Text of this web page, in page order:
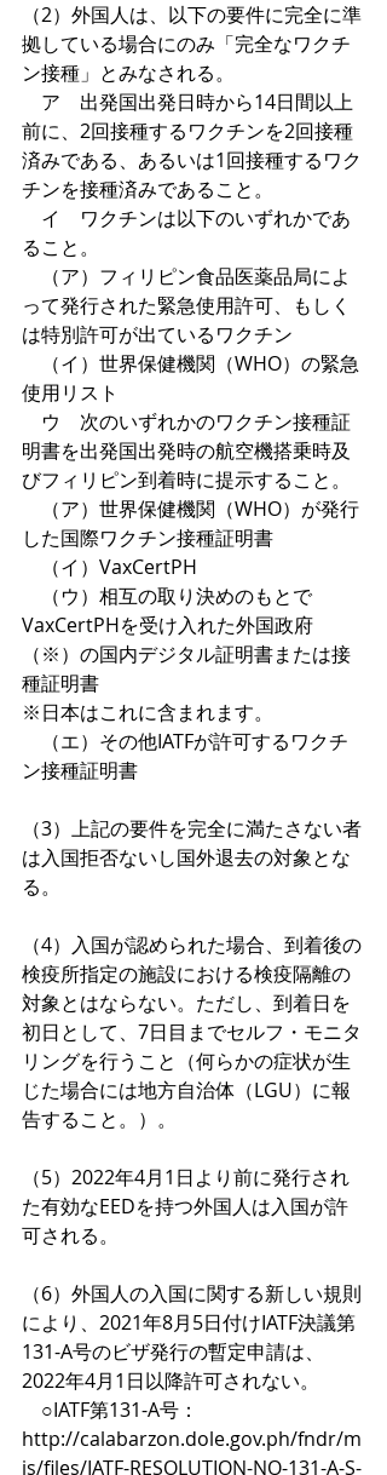
（2）外国人は、以下の要件に完全に準
拠している場合にのみ「完全なワクチ
ン接種」とみなされる。
ア　出発国出発日時から14日間以上
前に、2回接種するワクチンを2回接種
済みである、あるいは1回接種するワク
チンを接種済みであること。
イ　ワクチンは以下のいずれかであ
ること。
（ア）フィリピン食品医薬品局によ
って発行された緊急使用許可、もしく
は特別許可が出ているワクチン
（イ）世界保健機関（WHO）の緊急
使用リスト
ウ　次のいずれかのワクチン接種証
明書を出発国出発時の航空機搭乗時及
びフィリピン到着時に提示すること。
（ア）世界保健機関（WHO）が発行
した国際ワクチン接種証明書
（イ）VaxCertPH
（ウ）相互の取り決めのもとで
VaxCertPHを受け入れた外国政府
（※）の国内デジタル証明書または接
種証明書
※日本はこれに含まれます。
（エ）その他IATFが許可するワクチ
ン接種証明書
（3）上記の要件を完全に満たさない者
は入国拒否ないし国外退去の対象とな
る。
（4）入国が認められた場合、到着後の
検疫所指定の施設における検疫隔離の
対象とはならない。ただし、到着日を
初日として、7日目までセルフ・モニタ
リングを行うこと（何らかの症状が生
じた場合には地方自治体（LGU）に報
告すること。）。
（5）2022年4月1日より前に発行され
た有効なEEDを持つ外国人は入国が許
可される。
（6）外国人の入国に関する新しい規則
により、2021年8月5日付けIATF決議第
131-A号のビザ発行の暫定申請は、
2022年4月1日以降許可されない。
○IATF第131-A号：
http://calabarzon.dole.gov.ph/fndr/m
is/files/IATF-RESOLUTION-NO-131-A-S-